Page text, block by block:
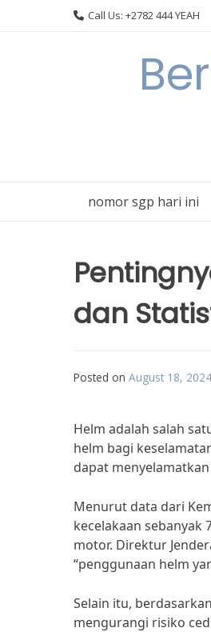
Call Us: +2782 444 YEAH
nomor sgp hari ini
dan
Posted on August 18, 2024
Helm adalah salah
helm bagi
dapat
Menurut data dari
kecelakaan sebanyak
motor. Direktur
“penggunaan helm
Selain itu,
mengurangi risiko